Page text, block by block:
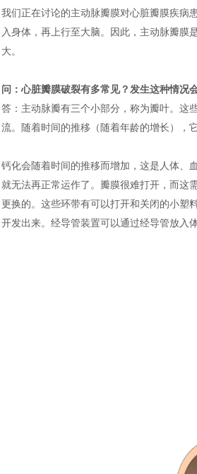
我们正在讨论的主动脉瓣膜对心脏瓣膜疾病
入身体，再上行至大脑。因此，主动脉瓣膜
大。
问：心脏瓣膜破裂有多常见？发生这种情况
答：主动脉瓣有三个小部分，称为瓣叶。这
流。随着时间的推移（随着年龄的增长），
钙化会随着时间的推移而增加，这是人体、
就无法再正常运作了。瓣膜很难打开，而这
更换的。这些环带有可以打开和关闭的小塑
开发出来。经导管装置可以通过经导管放入